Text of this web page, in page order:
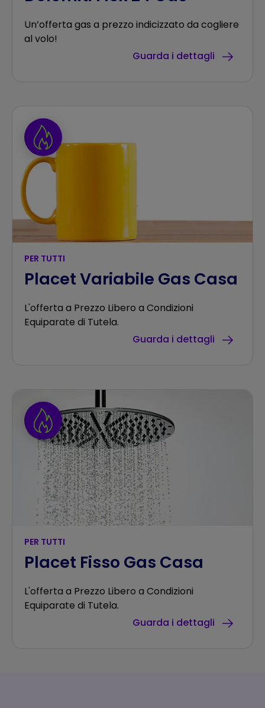
Un’offerta gas a prezzo indicizzato da cogliere
al volo!
Guarda i dettagli
PER TUTTI
Placet Variabile Gas Casa
L'offerta a Prezzo Libero a Condizioni
Equiparate di Tutela.
Guarda i dettagli
PER TUTTI
Placet Fisso Gas Casa
L'offerta a Prezzo Libero a Condizioni
Equiparate di Tutela.
Guarda i dettagli